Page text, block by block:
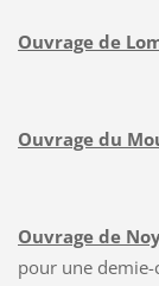
Ouvrage de
Ouvrage du
Ouvrage de
pour une demie-